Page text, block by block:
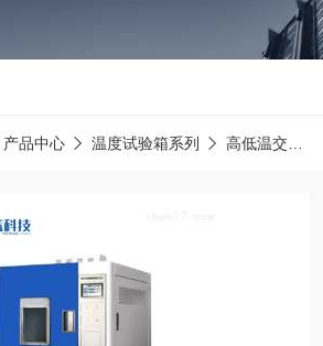
产品中心 温度试验箱系列 高低温交变湿热试验箱